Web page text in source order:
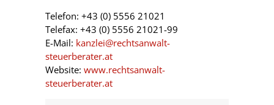
Telefon: +43 (0) 5556 21021
Telefax: +43 (0) 5556 21021-99
E-Mail: kanzlei@rechtsanwalt-
steuerberater.at
Website: www.rechtsanwalt-
steuerberater.at